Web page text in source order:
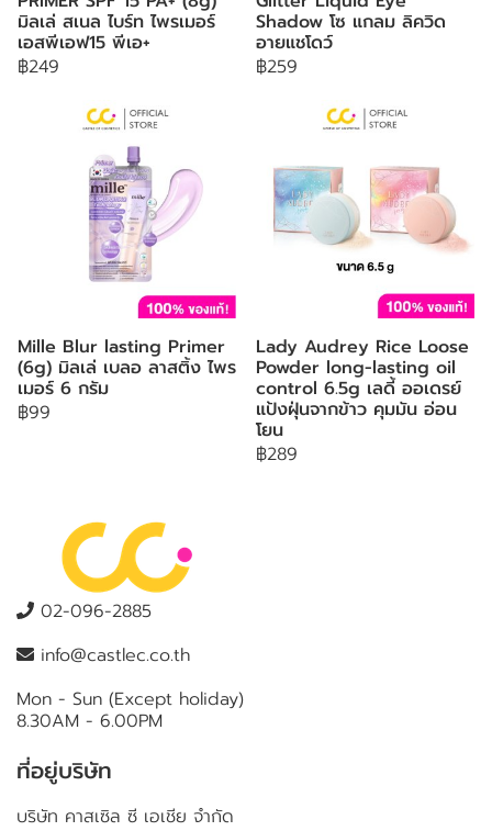
มิลเล่ สเนล ไบร์ท ไพรเมอร์
เอสพีเอฟ15 พีเอ+
฿249
Shadow โซ แกลม ลิควิด
อายแชโดว์
฿259
Mille Blur lasting Primer
(6g) มิลเล่ เบลอ ลาสติ้ง ไพร
เมอร์ 6 กรัม
฿99
Lady Audrey Rice Loose
Powder long-lasting oil
control 6.5g เลดี้ ออเดรย์
แป้งฝุ่นจากข้าว คุมมัน อ่อน
โยน
฿289
02-096-2885
info@castlec.co.th
Mon - Sun (Except holiday)
8.30AM - 6.00PM
ที่อยู่บริษัท
บริษัท คาสเซิล ซี เอเชีย จำกัด